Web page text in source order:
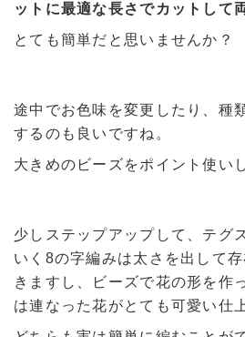
ットに最適な長さでカットして
とても簡単だと思いませんか？
途中でお色味を変更したり、種
するのも良いですね。
大きめのビーズをポイント使い
少しステップアップして、テグ
いく8の字編みは太さを出して
きますし、ビーズで花の形を作
は連なった花がとても可愛い仕